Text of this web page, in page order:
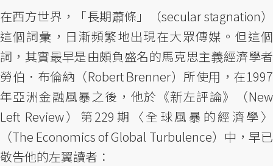
在西方世界，「長期蕭條」（secular stagnation）
這個詞彙，日漸頻繁地出現在大眾傳媒。但這個
詞，其實最早是由頗負盛名的馬克思主義經濟學者
勞伯．布倫納（Robert Brenner）所使用，在1997
年亞洲金融風暴之後，他於《新左評論》（New
Left Review）第229期〈全球風暴的經濟學〉
（The Economics of Global Turbulence）中，早已
敬告他的左翼讀者：